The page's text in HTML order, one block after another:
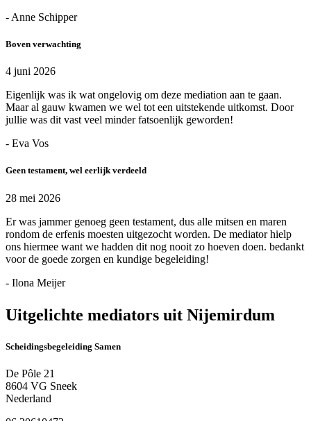
- Anne Schipper
Boven verwachting
4 juni 2026
Eigenlijk was ik wat ongelovig om deze mediation aan te gaan.
Maar al gauw kwamen we wel tot een uitstekende uitkomst. Door
jullie was dit vast veel minder fatsoenlijk geworden!
- Eva Vos
Geen testament, wel eerlijk verdeeld
28 mei 2026
Er was jammer genoeg geen testament, dus alle mitsen en maren
rondom de erfenis moesten uitgezocht worden. De mediator hielp
ons hiermee want we hadden dit nog nooit zo hoeven doen. bedankt
voor de goede zorgen en kundige begeleiding!
- Ilona Meijer
Uitgelichte mediators uit Nijemirdum
Scheidingsbegeleiding Samen
De Pôle 21
8604 VG Sneek
Nederland